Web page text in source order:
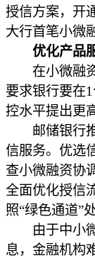
授信方案，开
大行首笔小微
优化产品
在小微融资
要求银行要在
控水平提出更
邮储银行推
信服务。优选
查小微融资协
全面优化授信
照“绿色通道”
由于中小微
息，金融机构